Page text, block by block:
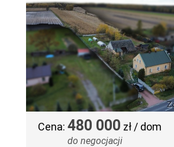
Cena: 480 000 zł / dom
do negocjacji